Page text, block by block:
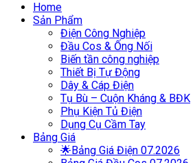
Home
Sản Phẩm
Điện Công Nghiệp
Đầu Cos & Ống Nối
Biến tần công nghiệp
Thiết Bị Tự Động
Dây & Cáp Điện
Tụ Bù – Cuộn Kháng & BĐK
Phụ Kiện Tủ Điện
Dụng Cụ Cầm Tay
Bảng Giá
🌟Bảng Giá Điện 07.2026